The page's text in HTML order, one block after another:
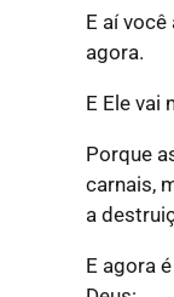
E aí
agora.
E Ele vai
Porque
carnais,
a
E agora